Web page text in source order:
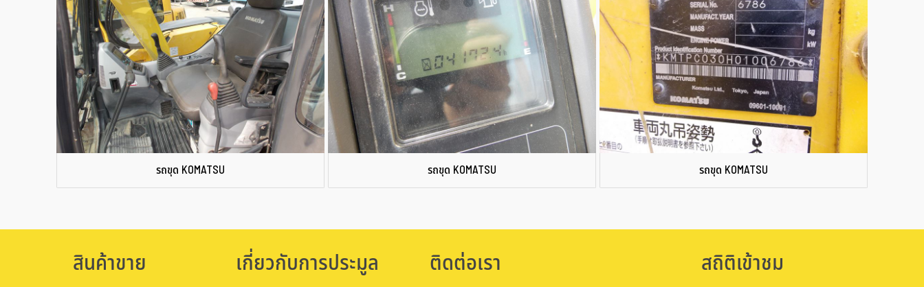
รถขุด KOMATSU รถขุด KOMATSU รถขุด KOMATSU
สินค้าขาย เกี่ยวกับการประมูล ติดต่อเรา สถิติเข้าชม